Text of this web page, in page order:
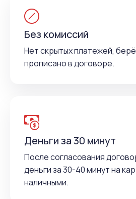
Без комиссий
Нет скрытых платежей,
прописано в договоре.
Деньги за 30 минут
После согласования
деньги за 30-40 минут на
наличными.